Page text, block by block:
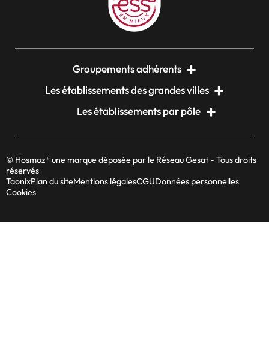
Groupements adhérents
Les établissements des grandes villes
Les établissements par pôle
© Hosmoz® une marque déposée par le Réseau Gesat - Tous droits
réservés
TaonixPlan du siteMentions légalesCGUDonnées personnelles
Cookies